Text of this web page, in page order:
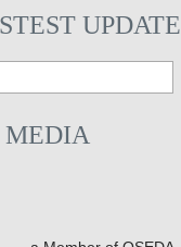
UPDATE
MEDIA